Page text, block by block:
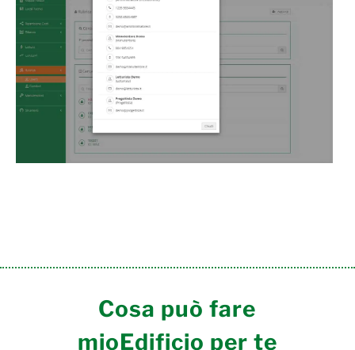
Cosa può fare
mioEdificio per te